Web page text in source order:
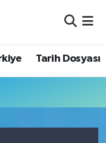
Tarih Dosyası